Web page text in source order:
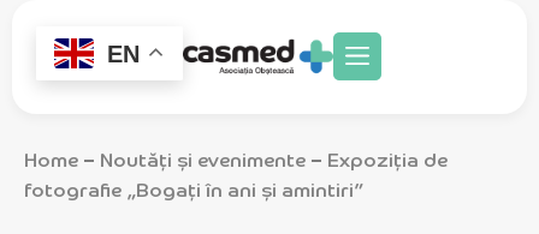
EN
Home – Noutăți și evenimente – Expoziția de
fotografie „Bogați în ani și amintiri”